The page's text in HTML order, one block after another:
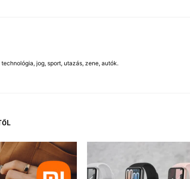
jog, sport, utazás, zene, autók.